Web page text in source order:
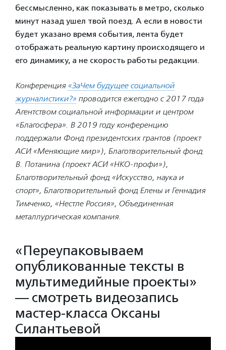
бессмысленно, как показывать в метро, сколько
минут назад ушел твой поезд. А если в новости
будет указано время события, лента будет
отображать реальную картину происходящего и
его динамику, а не скорость работы редакции.
Конференция «ЗаЧем будущее социальной
журналистики?» проводится ежегодно с 2017 года
Агентством социальной информации и центром
«Благосфера». В 2019 году конференцию
поддержали Фонд президентских грантов (проект
АСИ «Меняющие мир»), Благотворительный фонд
В. Потанина (проект АСИ «НКО-профи»),
Благотворительный фонд «Искусство, наука и
спорт», Благотворительный фонд Елены и Геннадия
Тимченко, «Нестле Россия», Объединенная
металлургическая компания.
«Переупаковываем
опубликованные тексты в
мультимедийные проекты»
— смотреть видеозапись
мастер-класса Оксаны
Силантьевой